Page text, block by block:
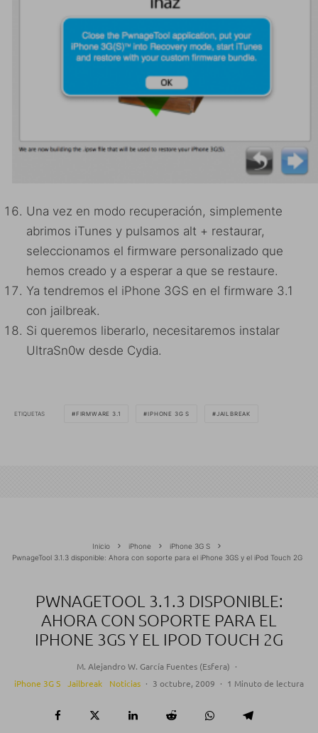
Una vez en modo recuperación, simplemente
abrimos iTunes y pulsamos alt + restaurar,
seleccionamos el firmware personalizado que
hemos creado y a esperar a que se restaure.
Ya tendremos el iPhone 3GS en el firmware 3.1
con jailbreak.
Si queremos liberarlo, necesitaremos instalar
UltraSn0w desde Cydia.
ETIQUETAS FIRMWARE 3.1 IPHONE 3G S JAILBREAK
Inicio iPhone
iPhone 3G S
PwnageTool 3.1.3 disponible: Ahora con soporte para el iPhone 3GS y el iPod Touch 2G
PWNAGETOOL 3.1.3 DISPONIBLE:
AHORA CON SOPORTE PARA EL
IPHONE 3GS Y EL IPOD TOUCH 2G
M. Alejandro W. García Fuentes (Esfera) ·
iPhone 3G S
Jailbreak Noticias · 3 octubre, 2009 · 1 Minuto de lectura